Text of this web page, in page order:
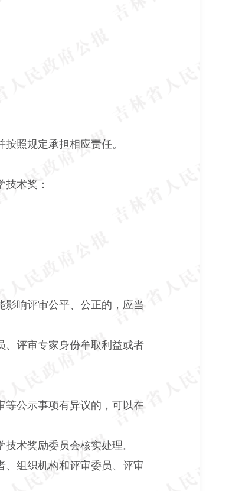
照规定承担相应责任。
术奖：
响评审公平、公正的，应当
评审专家身份牟取利益或者
公示事项有异议的，可以在
术奖励委员会核实处理。
组织机构和评审委员、评审